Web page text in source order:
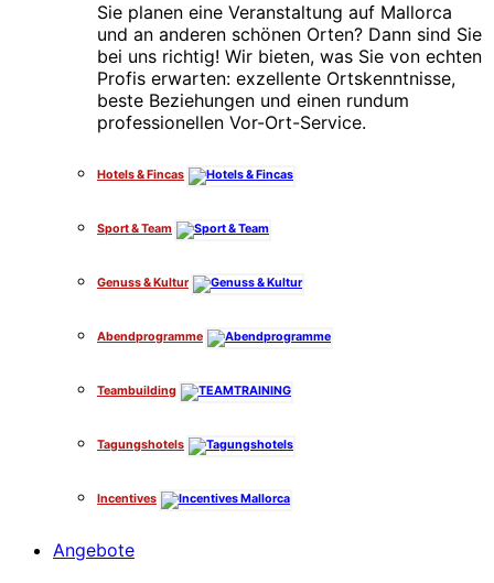
Sie planen eine Veranstaltung auf Mallorca
und an anderen schönen Orten? Dann sind Sie
bei uns richtig! Wir bieten, was Sie von echten
Profis erwarten: exzellente Ortskenntnisse,
beste Beziehungen und einen rundum
professionellen Vor-Ort-Service.
Hotels & Fincas
Sport & Team
Genuss & Kultur
Abendprogramme
Teambuilding
Tagungshotels
Incentives
Angebote